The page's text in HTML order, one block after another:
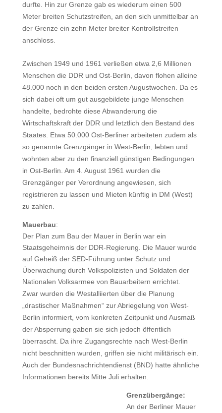
durfte. Hin zur Grenze gab es wiederum einen 500
Meter breiten Schutzstreifen, an den sich unmittelbar an
der Grenze ein zehn Meter breiter Kontrollstreifen
anschloss.
Zwischen 1949 und 1961 verließen etwa 2,6 Millionen
Menschen die DDR und Ost-Berlin, davon flohen alleine
48.000 noch in den beiden ersten Augustwochen. Da es
sich dabei oft um gut ausgebildete junge Menschen
handelte, bedrohte diese Abwanderung die
Wirtschaftskraft der DDR und letztlich den Bestand des
Staates. Etwa 50.000 Ost-Berliner arbeiteten zudem als
so genannte Grenzgänger in West-Berlin, lebten und
wohnten aber zu den finanziell günstigen Bedingungen
in Ost-Berlin. Am 4. August 1961 wurden die
Grenzgänger per Verordnung angewiesen, sich
registrieren zu lassen und Mieten künftig in DM (West)
zu zahlen.
Mauerbau:
Der Plan zum Bau der Mauer in Berlin war ein
Staatsgeheimnis der DDR-Regierung. Die Mauer wurde
auf Geheiß der SED-Führung unter Schutz und
Überwachung durch Volkspolizisten und Soldaten der
Nationalen Volksarmee von Bauarbeitern errichtet.
Zwar wurden die Westalliierten über die Planung
„drastischer Maßnahmen“ zur Abriegelung von West-
Berlin informiert, vom konkreten Zeitpunkt und Ausmaß
der Absperrung gaben sie sich jedoch öffentlich
überrascht. Da ihre Zugangsrechte nach West-Berlin
nicht beschnitten wurden, griffen sie nicht militärisch ein.
Auch der Bundesnachrichtendienst (BND) hatte ähnliche
Informationen bereits Mitte Juli erhalten.
Grenzübergänge:
An der Berliner Mauer